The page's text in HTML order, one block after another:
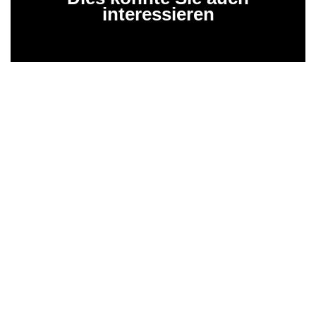
interessieren